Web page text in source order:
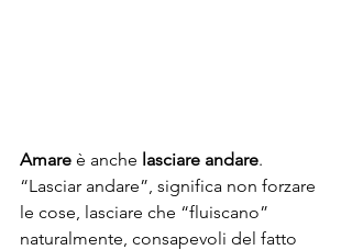
Amare è anche lasciare andare.
“Lasciar andare”, significa non forzare
le cose, lasciare che “fluiscano”
naturalmente, consapevoli del fatto